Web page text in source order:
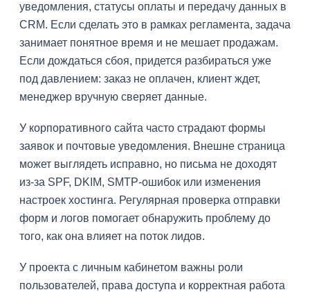
уведомления, статусы оплаты и передачу данных в
CRM. Если сделать это в рамках регламента, задача
занимает понятное время и не мешает продажам.
Если дождаться сбоя, придется разбираться уже
под давлением: заказ не оплачен, клиент ждет,
менеджер вручную сверяет данные.
У корпоративного сайта часто страдают формы
заявок и почтовые уведомления. Внешне страница
может выглядеть исправно, но письма не доходят
из-за SPF, DKIM, SMTP-ошибок или изменения
настроек хостинга. Регулярная проверка отправки
форм и логов помогает обнаружить проблему до
того, как она влияет на поток лидов.
У проекта с личным кабинетом важны роли
пользователей, права доступа и корректная работа